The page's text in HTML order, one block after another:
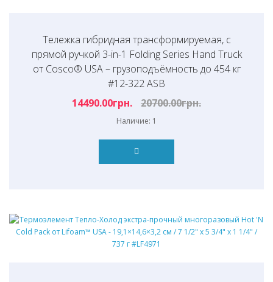
Тележка гибридная трансформируемая, с
прямой ручкой 3-in-1 Folding Series Hand Truck
от Cosco® USA – грузоподъёмность до 454 кг
#12-322 ASB
14490.00грн.
20700.00грн.
Наличие: 1